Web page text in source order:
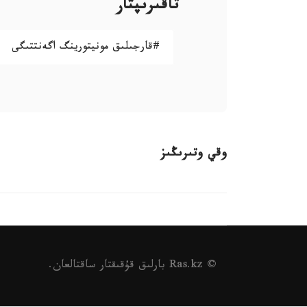
تاقىرىپتار
#قارجىلىق مونيتورينگ اگەنتتىگى
وقي وتىرىڭىز
© Ras.kz بارلىق قۇقىقتار ساقتالعان.